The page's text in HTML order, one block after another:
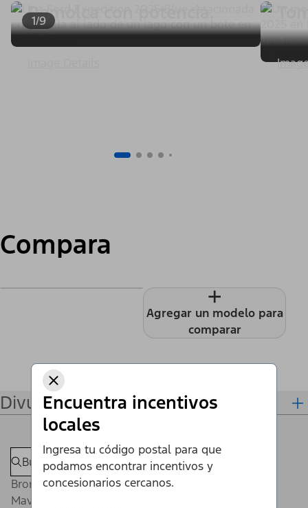
Encuentra incentivos
locales
Ingresa tu código postal para que
podamos encontrar incentivos y
concesionarios cercanos.
1/9
Remolca con potencia.
Compara
+
Agregar un modelo para
comparar
Divulgaciones
Bronco®
Maverick®